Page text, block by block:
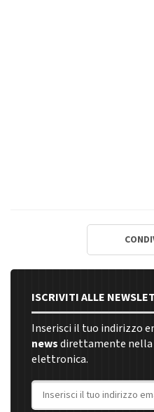
ISCRIVITI ALLE
Inserisci il tuo indirizzo
newsdirettamente nella
elettronica.
Indirizzo email